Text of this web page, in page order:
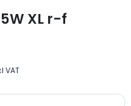
XL r-f
VAT: